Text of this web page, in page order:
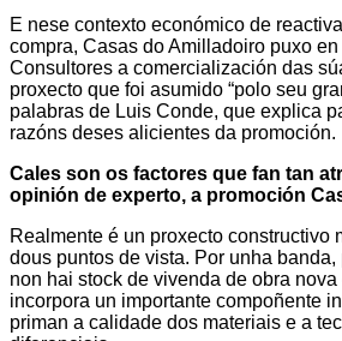
E nese contexto económico de
compra, Casas do Amilladoiro puxo
Consultores a comercialización das
proxecto que foi asumido “polo seu
palabras de Luis Conde, que explica
razóns deses alicientes da promoción.
Cales son os factores que fan tan
opinión de experto, a promoción
Realmente é un proxecto constructivo
dous puntos de vista. Por unha
non hai stock de vivenda de obra
incorpora un importante compoñente
priman a calidade dos materiais e a